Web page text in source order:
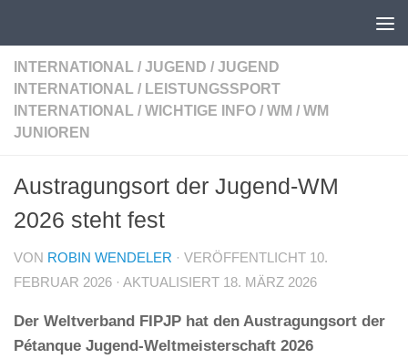
INTERNATIONAL / JUGEND / JUGEND
INTERNATIONAL / LEISTUNGSSPORT
INTERNATIONAL / WICHTIGE INFO / WM / WM
JUNIOREN
Austragungsort der Jugend-WM
2026 steht fest
VON ROBIN WENDELER · VERÖFFENTLICHT 10.
FEBRUAR 2026 · AKTUALISIERT 18. MÄRZ 2026
Der Weltverband FIPJP hat den Austragungsort der
Pétanque Jugend-Weltmeisterschaft 2026